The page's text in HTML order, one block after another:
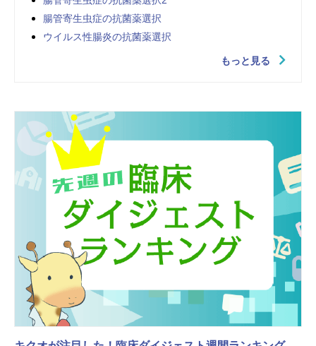
腸管寄生虫症の抗菌薬選択
ウイルス性腸炎の抗菌薬選択
もっと見る